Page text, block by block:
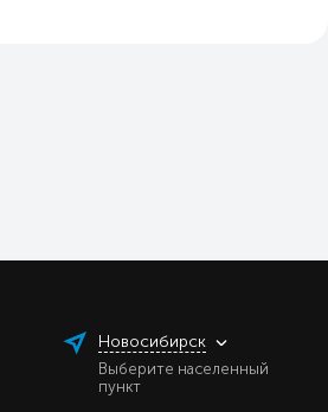
Новосибирск
Выберите населенный
пункт